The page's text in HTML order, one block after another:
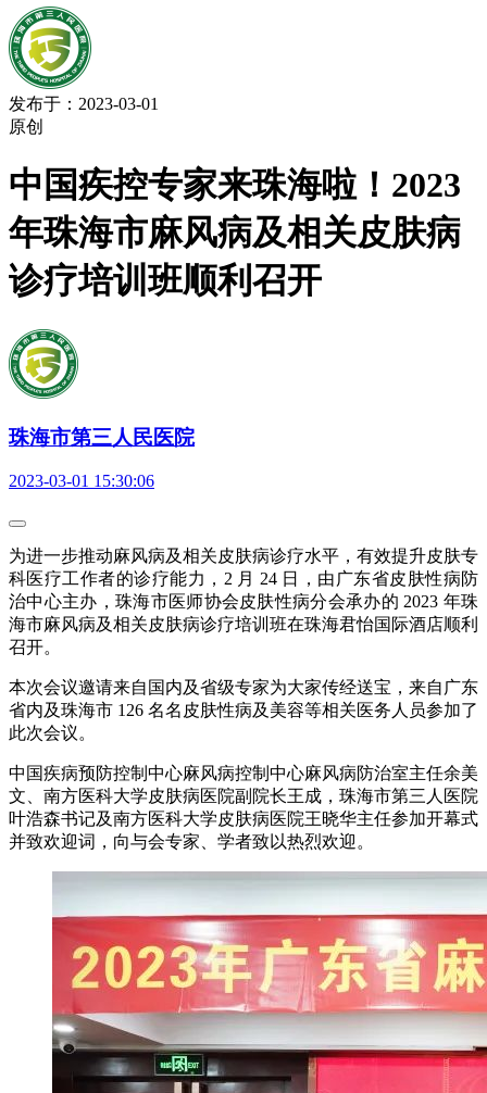
发布于：2023-03-01
原创
中国疾控专家来珠海啦！2023
年珠海市麻风病及相关皮肤病
诊疗培训班顺利召开
珠海市第三人民医院
2023-03-01 15:30:06
为进一步推动麻风病及相关皮肤病诊疗水平，有效提升皮肤专
科医疗工作者的诊疗能力，2 月 24 日，由广东省皮肤性病防
治中心主办，珠海市医师协会皮肤性病分会承办的 2023 年珠
海市麻风病及相关皮肤病诊疗培训班在珠海君怡国际酒店顺利
召开。
本次会议邀请来自国内及省级专家为大家传经送宝，来自广东
省内及珠海市 126 名名皮肤性病及美容等相关医务人员参加了
此次会议。
中国疾病预防控制中心麻风病控制中心麻风病防治室主任余美
文、南方医科大学皮肤病医院副院长王成，珠海市第三人医院
叶浩森书记及南方医科大学皮肤病医院王晓华主任参加开幕式
并致欢迎词，向与会专家、学者致以热烈欢迎。